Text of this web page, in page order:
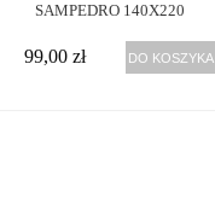
SAMPEDRO 140X220
99,00 zł DO KOSZYKA